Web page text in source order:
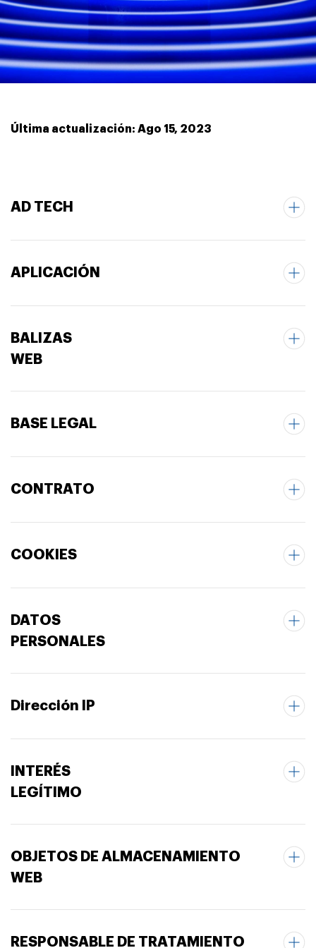
Última actualización: Ago 15, 2023
AD TECH
APLICACIÓN
BALIZAS
WEB
BASE LEGAL
CONTRATO
COOKIES
DATOS
PERSONALES
Dirección IP
INTERÉS
LEGÍTIMO
OBJETOS DE ALMACENAMIENTO
WEB
RESPONSABLE DE TRATAMIENTO